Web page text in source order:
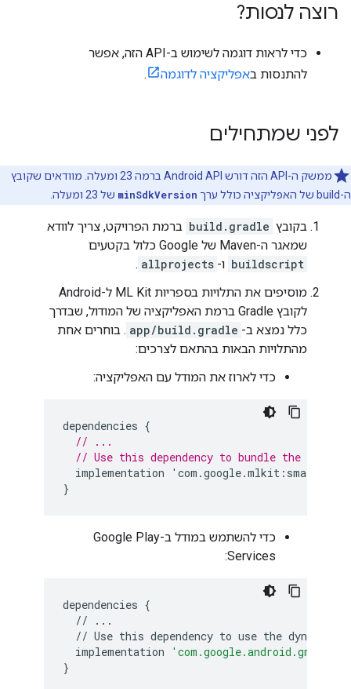
רוצה לנסות?
כדי לראות דוגמה לשימוש ב-API הזה, אפשר
להתנסות באפליקציה לדוגמה .
לפני שמתחילים
ממשק ה-API הזה דורש Android API ברמה 23 ומעלה. מוודאים שקובץ
ה-build של האפליקציה כולל ערך
minSdkVersion של 23 ומעלה.
בקובץ build.gradle ברמת הפרויקט, צריך לוודא
שמאגר ה-Maven של Google כלול בקטעים
buildscript ו- allprojects
.
מוסיפים את התלויות בספריות ML Kit ל-Android
לקובץ Gradle ברמת האפליקציה של המודול, שבדרך
כלל נמצא ב- app/build.gradle . בוחרים אחת
מהתלויות הבאות בהתאם לצרכים:
כדי לארוז את המודל עם האפליקציה:
dependencies {
// ...
// Use this dependency to bundle the model
implementation
' com .google.mlkit : smart
}
כדי להשתמש במודל ב-Google Play
Services:
dependencies {
//
...
// Use this dependency to use the
implementation
}